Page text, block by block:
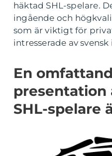
häktad SHL-spelare.
ingående och
som är viktigt för
intresserade av svensk
En
presentation
SHL-spelare